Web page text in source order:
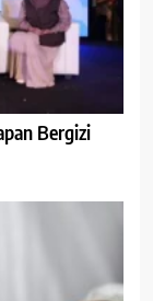
Bergizi